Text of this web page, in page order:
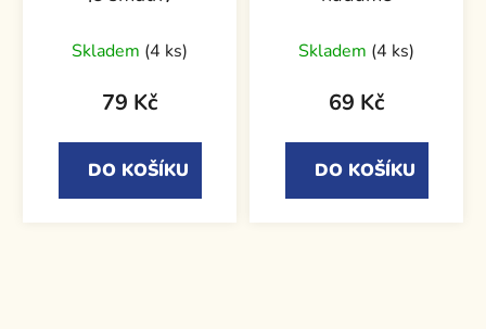
Skladem (4 ks)
79 Kč
DO KOŠÍKU
Skladem (4 ks)
69 Kč
DO KOŠÍKU